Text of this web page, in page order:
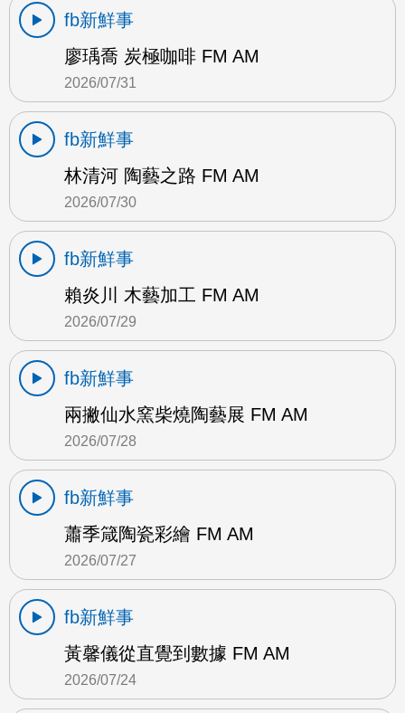
fb新鮮事
廖瑀喬 炭極咖啡 FM AM
2026/07/31
fb新鮮事
林清河 陶藝之路 FM AM
2026/07/30
fb新鮮事
賴炎川 木藝加工 FM AM
2026/07/29
fb新鮮事
兩撇仙水窯柴燒陶藝展 FM AM
2026/07/28
fb新鮮事
蕭季箴陶瓷彩繪 FM AM
2026/07/27
fb新鮮事
黃馨儀從直覺到數據 FM AM
2026/07/24